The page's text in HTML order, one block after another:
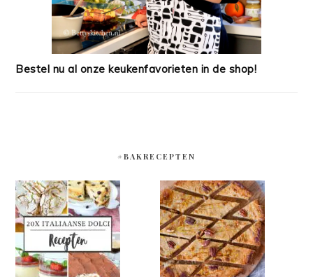
Bestel nu al onze keukenfavorieten in de shop!
#BAKRECEPTEN